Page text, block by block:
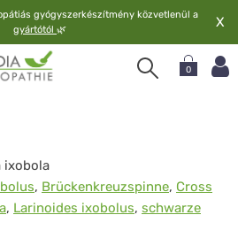
gyógyszerkészítmény közvetlenül a
gyártótól 🌿 X
0
ixobola
, Brückenkreuzspinne, Cross
, Larinoides ixobolus, schwarze